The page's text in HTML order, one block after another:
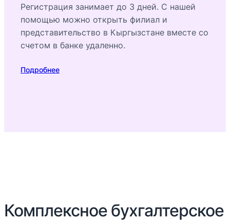
Регистрация занимает до 3 дней. С нашей
помощью можно открыть филиал и
представительство в Кыргызстане вместе со
счетом в банке удаленно.
Подробнее
Комплексное бухгалтерское